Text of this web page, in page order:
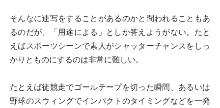
そんなに連写をすることがあるのかと問われることもあ
るのだが、「用途による」としか答えようがない。たと
えばスポーツシーンで素人がシャッターチャンスをしっ
かりとものにするのは非常に難しい。
たとえば徒競走でゴールテープを切った瞬間、あるいは
野球のスウィングでインパクトのタイミングなどを一発